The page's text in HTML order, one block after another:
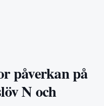
påverkan på
N och